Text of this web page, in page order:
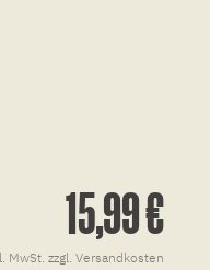
15,99 €
MwSt. zzgl. Versandkosten